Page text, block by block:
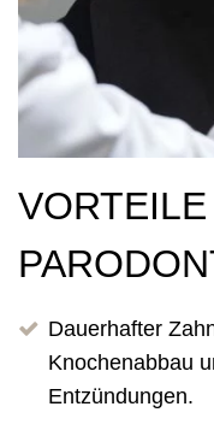
VORTEILE
Dauerhafter
Knochenabbau
Entzündungen.